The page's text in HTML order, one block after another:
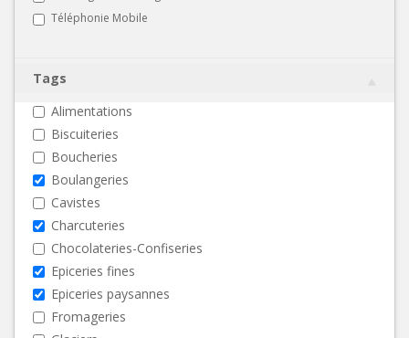
Téléphonie Mobile
Tags
Alimentations
Biscuiteries
Boucheries
Boulangeries
Cavistes
Charcuteries
Chocolateries-Confiseries
Epiceries fines
Epiceries paysannes
Fromageries